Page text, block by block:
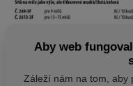
Aby web
Záleží nám na tom, aby